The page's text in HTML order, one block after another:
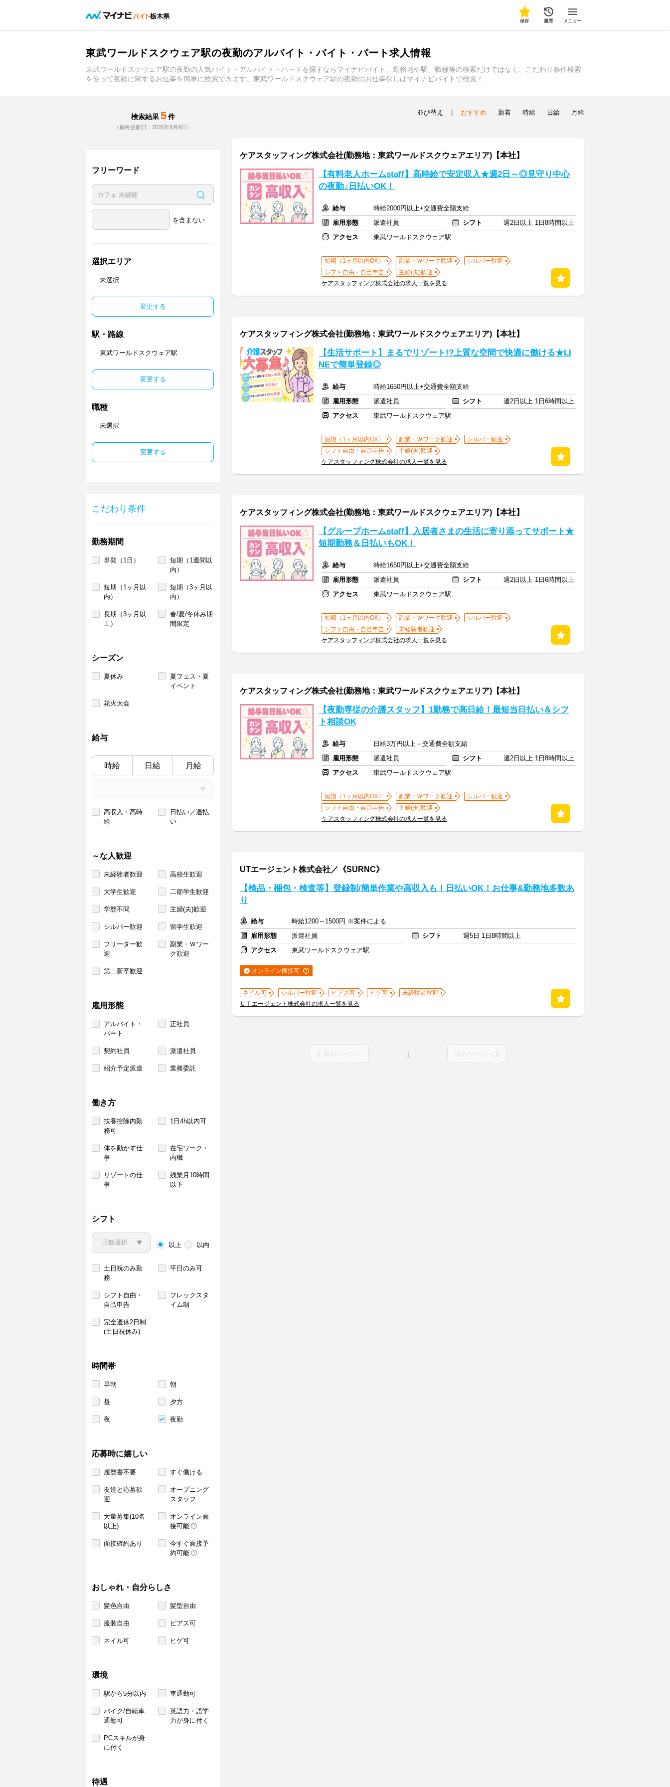
栃木県
保存 履歴 メニュー
東武ワールドスクウェア駅の夜勤のアルバイト・バイト・パート求人情報
東武ワールドスクウェア駅の夜勤の人気バイト・アルバイト・パートを探すならマイナビバイト。勤務地や駅、職種等の検索だけではなく、こだわり条件検索
を使って夜勤に関するお仕事を簡単に検索できます。東武ワールドスクウェア駅の夜勤のお仕事探しはマイナビバイトで検索！
検索結果 5 件
（最終更新日：2026年8月9日）
フリーワード
を含まない
選択エリア
未選択
変更する
駅・路線
東武ワールドスクウェア駅
変更する
職種
未選択
変更する
こだわり条件
勤務期間
単発（1日）
短期（1週間以
内）
短期（1ヶ月以
内）
短期（3ヶ月以
内）
長期（3ヶ月以
上）
春/夏/冬休み期
間限定
シーズン
夏休み
夏フェス・夏
イベント
花火大会
給与
時給 日給 月給
高収入・高時
給
日払い／週払
い
～な人歓迎
未経験者歓迎 高校生歓迎
大学生歓迎 二部学生歓迎
学歴不問 主婦(夫)歓迎
シルバー歓迎 留学生歓迎
フリーター歓
迎
副業・Ｗワー
ク歓迎
第二新卒歓迎
雇用形態
アルバイト・
パート
正社員
契約社員 派遣社員
紹介予定派遣 業務委託
働き方
扶養控除内勤
務可
1日4h以内可
体を動かす仕
事
在宅ワーク・
内職
リゾートの仕
事
残業月10時間
以下
シフト
以上 以内
土日祝のみ勤
務
平日のみ可
シフト自由・
自己申告
フレックスタ
イム制
完全週休2日制
(土日祝休み)
時間帯
早朝 朝
昼 夕方
夜 夜勤
応募時に嬉しい
履歴書不要 すぐ働ける
友達と応募歓
迎
オープニング
スタッフ
大量募集(10名
以上)
オンライン面
接可能
面接確約あり
今すぐ面接予
約可能
おしゃれ・自分らしさ
髪色自由 髪型自由
服装自由 ピアス可
ネイル可 ヒゲ可
環境
駅から5分以内 車通勤可
バイク/自転車
通勤可
英語力・語学
力が身に付く
PCスキルが身
に付く
待遇
並び替え おすすめ 新着 時給 日給 月給
ケアスタッフィング株式会社(勤務地：東武ワールドスクウェアエリア)【本社】
【有料老人ホームstaff】高時給で安定収入★週2日～◎見守り中心
の夜勤♪日払いOK！
給与
時給2000円以上+交通費全額支給
雇用形態
派遣社員 シフト
週2日以上 1日8時間以上
アクセス
東武ワールドスクウェア駅
短期（1ヶ月以内OK） 副業・Ｗワーク歓迎
シルバー歓迎
シフト自由・自己申告
主婦(夫)歓迎
ケアスタッフィング株式会社の求人一覧を見る
ケアスタッフィング株式会社(勤務地：東武ワールドスクウェアエリア)【本社】
【生活サポート】まるでリゾート!?上質な空間で快適に働ける★LI
NEで簡単登録◎
給与
時給1650円以上+交通費全額支給
雇用形態
派遣社員 シフト
週2日以上 1日6時間以上
アクセス
東武ワールドスクウェア駅
短期（1ヶ月以内OK） 副業・Ｗワーク歓迎
シルバー歓迎
シフト自由・自己申告
主婦(夫)歓迎
ケアスタッフィング株式会社の求人一覧を見る
ケアスタッフィング株式会社(勤務地：東武ワールドスクウェアエリア)【本社】
【グループホームstaff】入居者さまの生活に寄り添ってサポート★
短期勤務＆日払いもOK！
給与
時給1650円以上+交通費全額支給
雇用形態
派遣社員 シフト
週2日以上 1日6時間以上
アクセス
東武ワールドスクウェア駅
短期（1ヶ月以内OK） 副業・Ｗワーク歓迎
シルバー歓迎
シフト自由・自己申告
未経験者歓迎
ケアスタッフィング株式会社の求人一覧を見る
ケアスタッフィング株式会社(勤務地：東武ワールドスクウェアエリア)【本社】
【夜勤専従の介護スタッフ】1勤務で高日給！最短当日払い＆シフ
ト相談OK
給与
日給3万円以上＋交通費全額支給
雇用形態
派遣社員 シフト
週2日以上 1日8時間以上
アクセス
東武ワールドスクウェア駅
短期（1ヶ月以内OK） 副業・Ｗワーク歓迎
シルバー歓迎
シフト自由・自己申告
主婦(夫)歓迎
ケアスタッフィング株式会社の求人一覧を見る
UTエージェント株式会社／《SURNC》
【検品・梱包・検査等】登録制/簡単作業や高収入も！日払いOK！お仕事&勤務地多数あ
り
給与
時給1200～1500円 ※案件による
雇用形態
派遣社員 シフト
週5日 1日8時間以上
アクセス
東武ワールドスクウェア駅
オンライン面接可
ネイル可 シルバー歓迎 ピアス可 ヒゲ可
未経験者歓迎
ＵＴエージェント株式会社の求人一覧を見る
前のページへ 1 次のページへ